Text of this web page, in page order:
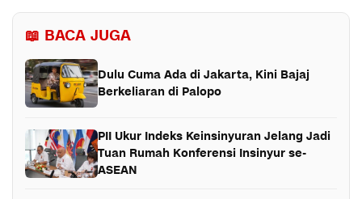
📖 BACA JUGA
Dulu Cuma Ada di Jakarta, Kini Bajaj
Berkeliaran di Palopo
PII Ukur Indeks Keinsinyuran Jelang Jadi
Tuan Rumah Konferensi Insinyur se-
ASEAN